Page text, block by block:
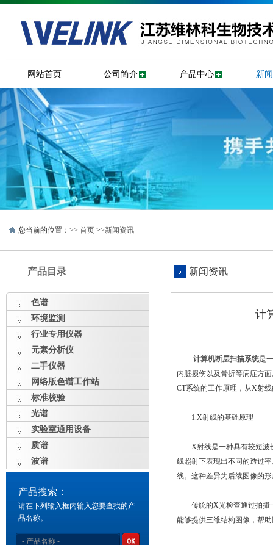
网站首页 公司简介 产品中心 新
您当前的位置：>> 首页 >>新闻资讯
产品目录
色谱
环境监测
行业专用仪器
元素分析仪
二手仪器
网络版色谱工作站
标准校验
光谱
实验室通用设备
质谱
波谱
产品搜索：
请在下列输入框内输入您要查找的产
品名称。
新闻资讯
计
计算机断层扫描系统是
内脏损伤以及骨折等病症方
CT系统的工作原理，从X射
1.X射线的基础原理
X射线是一种具有较短波长
线照射下表现出不同的透过
线。这种差异为后续图像的
传统的X光检查通过拍摄一
能够提供三维结构图像，帮